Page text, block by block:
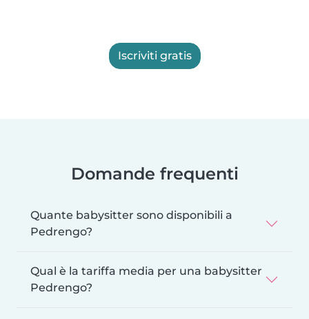
Iscriviti gratis
Domande frequenti
Quante babysitter sono disponibili a
Pedrengo?
Qual è la tariffa media per una babysitter
Pedrengo?